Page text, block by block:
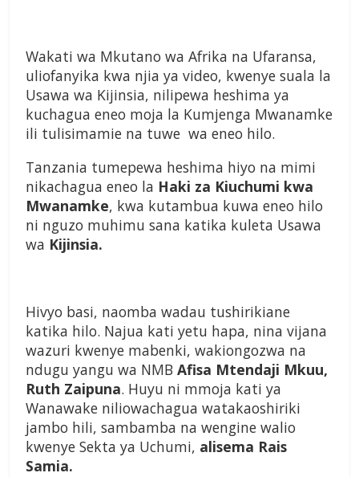
Wakati wa Mkutano wa Afrika na Ufaransa,
uliofanyika kwa njia ya video, kwenye suala la
Usawa wa Kijinsia, nilipewa heshima ya
kuchagua eneo moja la Kumjenga Mwanamke
ili tulisimamie na tuwe wa eneo hilo.
Tanzania tumepewa heshima hiyo na mimi
nikachagua eneo la Haki za Kiuchumi kwa
Mwanamke, kwa kutambua kuwa eneo hilo
ni nguzo muhimu sana katika kuleta Usawa
wa Kijinsia.
Hivyo basi, naomba wadau tushirikiane
katika hilo. Najua kati yetu hapa, nina vijana
wazuri kwenye mabenki, wakiongozwa na
ndugu yangu wa NMB Afisa Mtendaji Mkuu,
Ruth Zaipuna. Huyu ni mmoja kati ya
Wanawake niliowachagua watakaoshiriki
jambo hili, sambamba na wengine walio
kwenye Sekta ya Uchumi, alisema Rais
Samia.